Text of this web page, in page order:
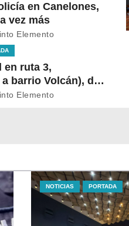
en Canelones,
vez más
Elemento
en ruta 3,
barrio Volcán), dos
de
Elemento
NOTICIAS PORTADA